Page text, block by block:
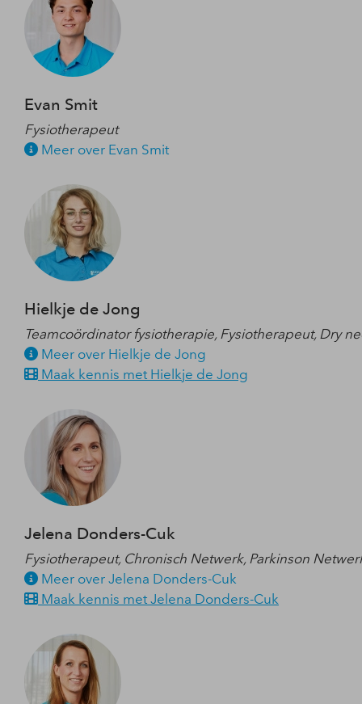
Evan Smit
Fysiotherapeut
Meer over Evan Smit
Hielkje de Jong
Teamcoördinator fysiotherapie, Fysiotherapeut, Dry
Meer over Hielkje de Jong
Maak kennis met Hielkje de Jong
Jelena Donders-Cuk
Fysiotherapeut, Chronisch Netwerk, Parkinson
Meer over Jelena Donders-Cuk
Maak kennis met Jelena Donders-Cuk